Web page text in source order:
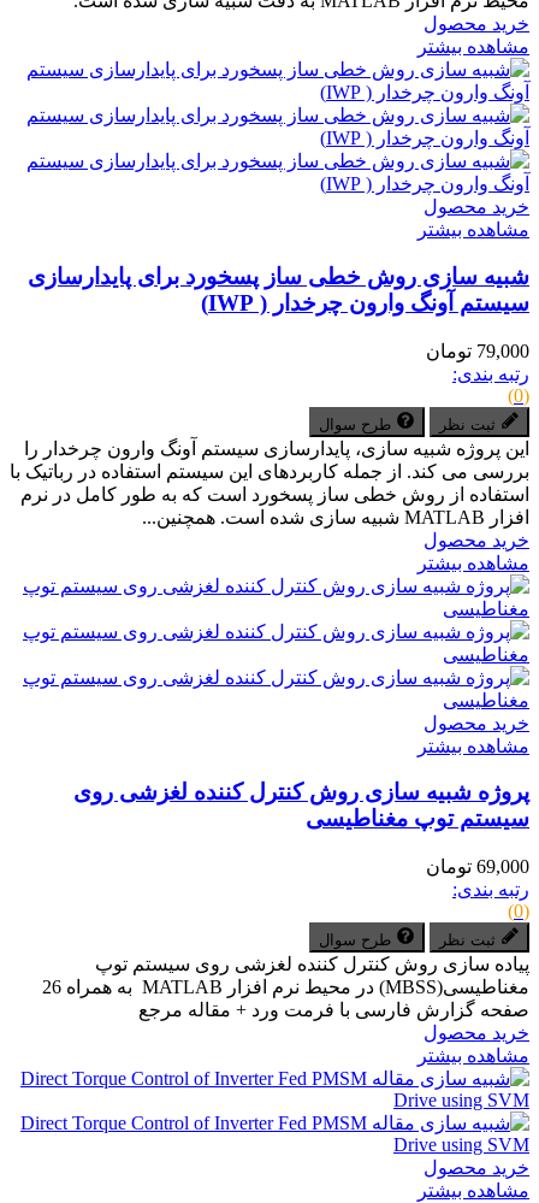
خرید محصول
مشاهده بیشتر
خرید محصول
مشاهده بیشتر
شبیه سازی روش خطی ساز پسخورد برای پایدارسازی
سیستم آونگ وارون چرخدار ( IWP)
79,000 تومان
رتبه بندی:
(0)
ثبت نظر طرح سوال
این پروژه شبیه سازی، پایدارسازی سیستم آونگ وارون چرخدار را
بررسی می کند. از جمله کاربردهای این سیستم استفاده در رباتیک با
استفاده از روش خطی ساز پسخورد است که به طور کامل در نرم
افزار MATLAB شبیه سازی شده است. همچنین...
خرید محصول
مشاهده بیشتر
خرید محصول
مشاهده بیشتر
پروژه شبیه سازی روش کنترل کننده لغزشی روی
سیستم توپ مغناطیسی
69,000 تومان
رتبه بندی:
(0)
ثبت نظر طرح سوال
پیاده سازی روش کنترل کننده لغزشی روی سیستم توپ
مغناطیسی(MBSS) در محیط نرم افزار MATLAB به همراه 26
صفحه گزارش فارسی با فرمت ورد + مقاله مرجع
خرید محصول
مشاهده بیشتر
خرید محصول
مشاهده بیشتر